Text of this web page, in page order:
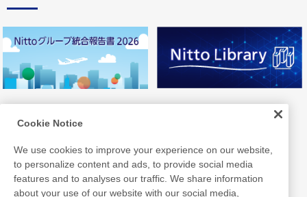
Cookie Notice
We use cookies to improve your experience on our website,
to personalize content and ads, to provide social media
features and to analyses our traffic. We share information
about your use of our website with our social media,